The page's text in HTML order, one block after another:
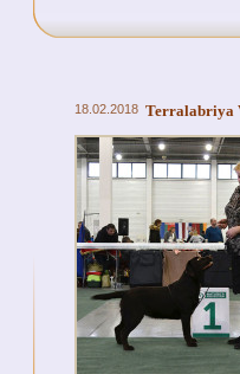
18.02.2018 Terralabriya